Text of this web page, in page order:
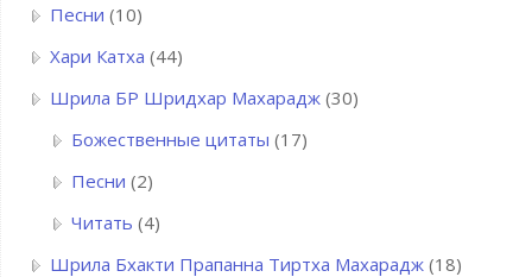
Песни (10)
Хари Катха (44)
Шрила БР Шридхар Махарадж(30)
Божественные цитаты (17)
Песни (2)
Читать (4)
Шрила Бхакти Прапанна Тиртха Махарадж(18)